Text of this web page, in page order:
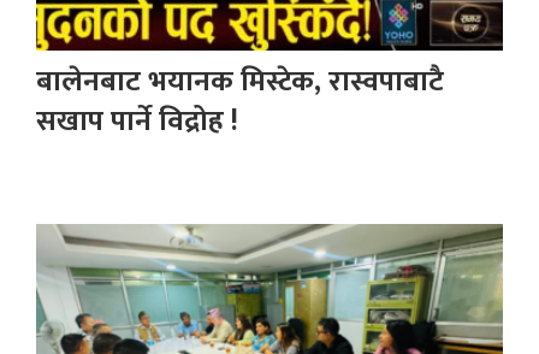
बालेनबाट भयानक मिस्टेक, रास्वपाबाटै
सखाप पार्ने विद्रोह !